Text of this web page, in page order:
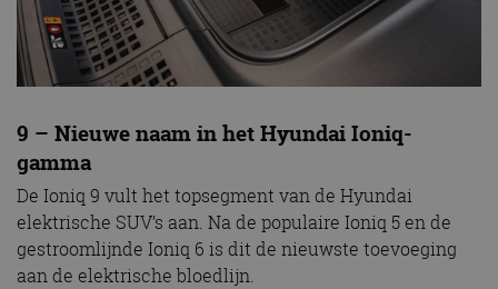
9 – Nieuwe naam in het Hyundai Ioniq-
gamma
De Ioniq 9 vult het topsegment van de Hyundai
elektrische SUV’s aan. Na de populaire Ioniq 5 en de
gestroomlijnde Ioniq 6 is dit de nieuwste toevoeging
aan de elektrische bloedlijn.